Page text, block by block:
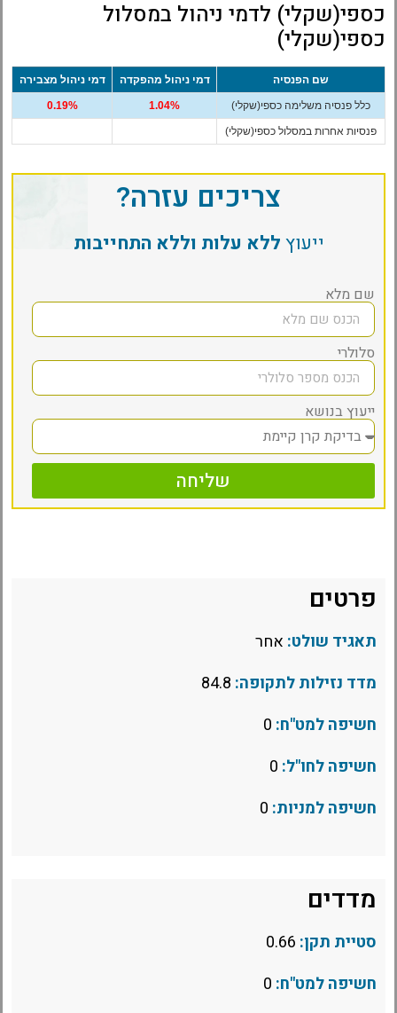
כספי(שקלי) לדמי ניהול במסלול
כספי(שקלי)
שם הפנסיה דמי ניהול מהפקדה דמי ניהול מצבירה
כלל פנסיה משלימה כספי(שקלי) 1.04%
0.19%
פנסיות אחרות במסלול כספי(שקלי)
צריכים עזרה?
ייעוץללא עלות וללא התחייבות
שם מלא
סלולרי
ייעוץ בנושא
שליחה
פרטים
תאגיד שולט: אחר
מדד נזילות לתקופה:
חשיפה למט"ח:
חשיפה לחו"ל:
חשיפה למניות:
מדדים
סטיית תקן:
חשיפה למט"ח: